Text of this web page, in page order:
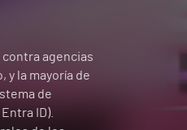
contra agencias
y la mayoría de
de
ID).